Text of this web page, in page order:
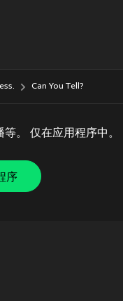
Can You Tell?
。 仅在应用程序中。
序